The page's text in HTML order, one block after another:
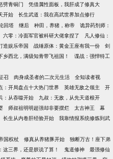
劈青铜门
凭借属性面板，我肝成了修真大
开始 长生武道：我在高武世界加点修行
回塔 继后 种田，养猪，称帝
诡异药剂师：
六零：冷面军官被科研大佬拿捏了
凡人修仙：
造娱乐帝国 战锤原体：黄金王座有我一份
剑
乡西北，满级知青带飞祖国！
谍战：强悍特工
召 肉身成圣者的二次元生活
全知读者视
：开局盘点十大热门世界 英雄无敌之领主
开
：从吞噬开始
九叔：无敌，从先天道根开
师叔祖明明超强却非要摆烂 太古神王
幕
长生从内卷肝经验开始
我靠情报系统修炼到武
国权杖 修真从养猪豚开始
独断万古！座下弟
这三界，还是朕说了算！ 鬼道修神
最强修仙